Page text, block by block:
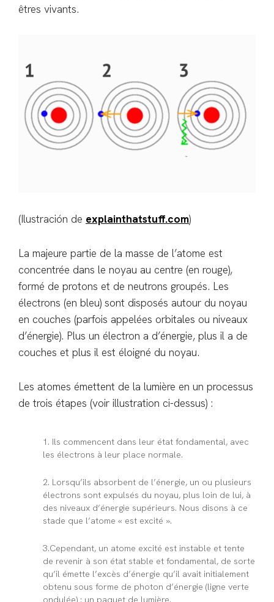
êtres vivants.
(Ilustración de explainthatstuff.com)
La majeure partie de la masse de l’atome est
concentrée dans le noyau au centre (en rouge),
formé de protons et de neutrons groupés. Les
électrons (en bleu) sont disposés autour du noyau
en couches (parfois appelées orbitales ou niveaux
d’énergie). Plus un électron a d’énergie, plus il a de
couches et plus il est éloigné du noyau.
Les atomes émettent de la lumière en un processus
de trois étapes (voir illustration ci-dessus) :
1. Ils commencent dans leur état fondamental, avec
les électrons à leur place normale.
2. Lorsqu’ils absorbent de l’énergie, un ou plusieurs
électrons sont expulsés du noyau, plus loin de lui, à
des niveaux d’énergie supérieurs. Nous disons à ce
stade que l’atome « est excité ».
3.Cependant, un atome excité est instable et tente
de revenir à son état stable et fondamental, de sorte
qu’il émette l’excès d’énergie qu’il avait initialement
obtenu sous forme de photon d’énergie (ligne verte
ondulée) : un paquet de lumière.